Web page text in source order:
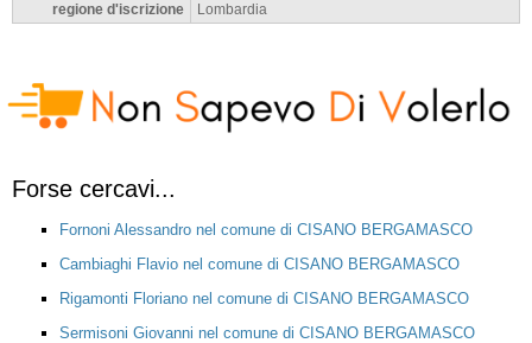
regione d'iscrizione
Lombardia
Forse cercavi...
Fornoni Alessandro nel comune di CISANO BERGAMASCO
Cambiaghi Flavio nel comune di CISANO BERGAMASCO
Rigamonti Floriano nel comune di CISANO BERGAMASCO
Sermisoni Giovanni nel comune di CISANO BERGAMASCO